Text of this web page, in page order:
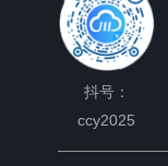
抖号：
ccy2025